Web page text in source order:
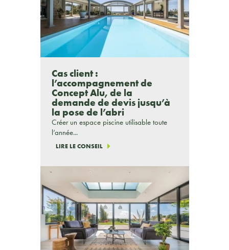
Cas client :
l’accompagnement de
Concept Alu, de la
demande de devis jusqu’à
la pose de l’abri
Créer un espace piscine utilisable toute
l’année...
LIRE LE CONSEIL